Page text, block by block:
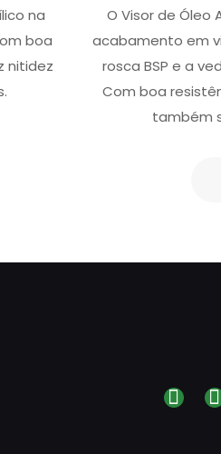
na
boa
nitidez
O Visor de Óleo
acabamento em
rosca BSP e a
Com boa
também